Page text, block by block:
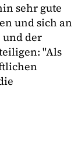
sehr gute
und sich an
und der
"Als